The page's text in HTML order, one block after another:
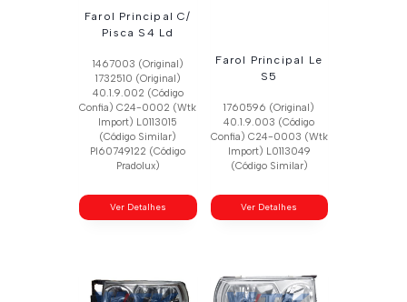
Farol Principal C/
Pisca S4 Ld
1467003 (Original)
1732510 (Original)
40.1.9.002 (Código
Confia) C24-0002 (Wtk
Import) L0113015
(Código Similar)
Pl60749122 (Código
Pradolux)
Ver Detalhes
Farol Principal Le
S5
1760596 (Original)
40.1.9.003 (Código
Confia) C24-0003 (Wtk
Import) L0113049
(Código Similar)
Ver Detalhes